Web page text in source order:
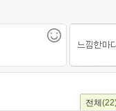
전체